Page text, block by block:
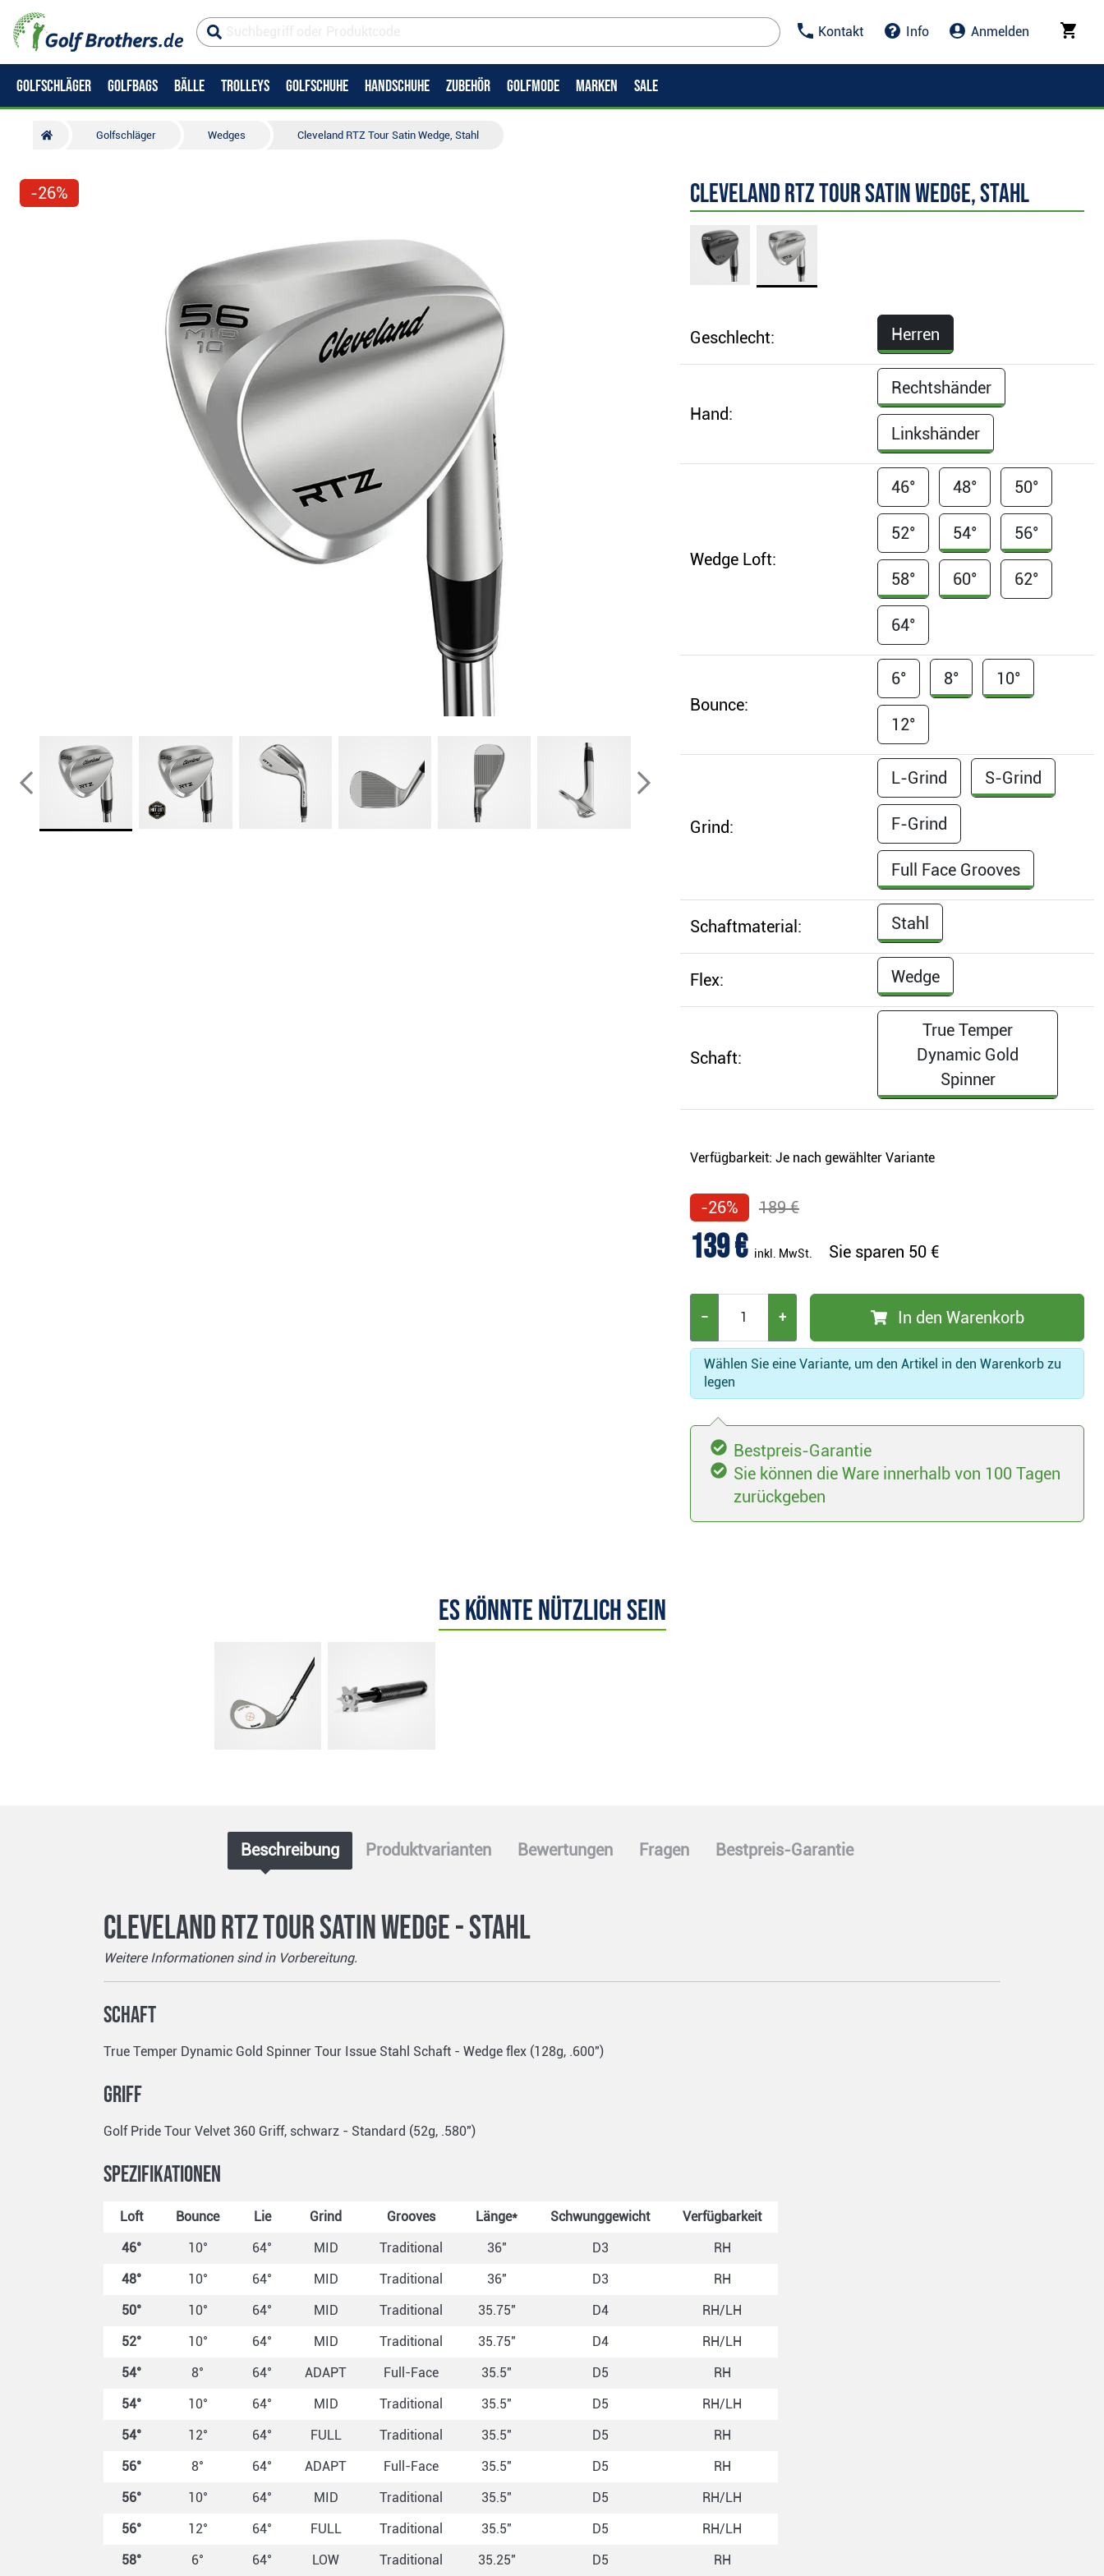
Kontakt Info Anmelden
GOLFSCHLÄGER GOLFBAGS BÄLLE TROLLEYS GOLFSCHUHE HANDSCHUHE ZUBEHÖR GOLFMODE MARKEN SALE
Golfschläger Wedges Cleveland RTZ Tour Satin Wedge, Stahl
-26% Cleveland RTZ Tour Satin Wedge, Stahl
Geschlecht: Herren
Hand:
Rechtshänder
Linkshänder
Wedge Loft:
46° 48° 50°
52° 54° 56°
58° 60° 62°
64°
Bounce:
6° 8° 10°
12°
Grind:
L-Grind S-Grind
F-Grind
Full Face Grooves
Schaftmaterial: Stahl
Flex: Wedge
Schaft:
True Temper
Dynamic Gold
Spinner
Verfügbarkeit: Je nach gewählter Variante
-26% 189 €
139 € inkl. MwSt. Sie sparen 50 €
− + In den Warenkorb
Wählen Sie eine Variante, um den Artikel in den Warenkorb zu
legen
Bestpreis-Garantie
Sie können die Ware innerhalb von 100 Tagen
zurückgeben
Es könnte nützlich sein
Beschreibung Produktvarianten Bewertungen Fragen Bestpreis-Garantie
Cleveland RTZ Tour Satin Wedge - Stahl
Weitere Informationen sind in Vorbereitung.
Schaft
True Temper Dynamic Gold Spinner Tour Issue Stahl Schaft - Wedge flex (128g, .600")
Griff
Golf Pride Tour Velvet 360 Griff, schwarz - Standard (52g, .580")
Spezifikationen
Loft Bounce Lie Grind Grooves Länge* Schwunggewicht
Verfügbarkeit
46°
10° 64° MID Traditional 36" D3
RH
48°
10° 64° MID Traditional 36" D3
RH
50°
10° 64° MID Traditional 35.75" D4
RH/LH
52°
10° 64° MID Traditional 35.75" D4
RH/LH
54°
8° 64° ADAPT Full-Face 35.5" D5
RH
54°
10° 64° MID Traditional 35.5" D5
RH/LH
54°
12° 64° FULL Traditional 35.5" D5
RH
56°
8° 64° ADAPT Full-Face 35.5" D5
RH
56°
10° 64° MID Traditional 35.5" D5
RH/LH
56°
12° 64° FULL Traditional 35.5" D5
RH/LH
58°
6° 64° LOW Traditional 35.25" D5 RH